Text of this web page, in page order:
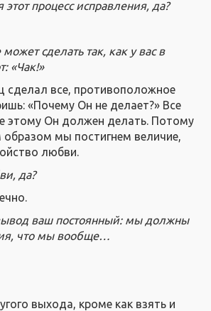
этот процесс исправления, да?
сделать так, как у вас в
«Чак!»
сделал все, противоположное
«Почему Он не делает?» Все
этому Он должен делать. Потому
образом мы постигнем величие,
любви.
да?
ваш постоянный: мы должны
что мы вообще…
выхода, кроме как взять и